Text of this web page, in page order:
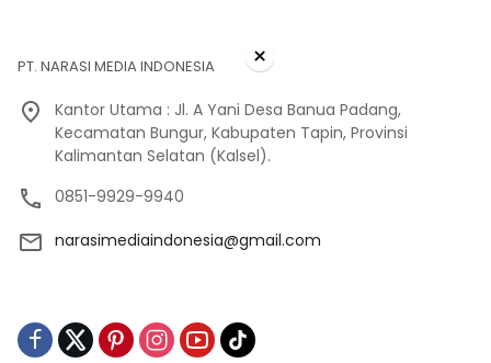
PT. NARASI MEDIA INDONESIA
Kantor Utama : Jl. A Yani Desa Banua Padang,
Kecamatan Bungur, Kabupaten Tapin, Provinsi
Kalimantan Selatan (Kalsel).
0851-9929-9940
narasimediaindonesia@gmail.com
×